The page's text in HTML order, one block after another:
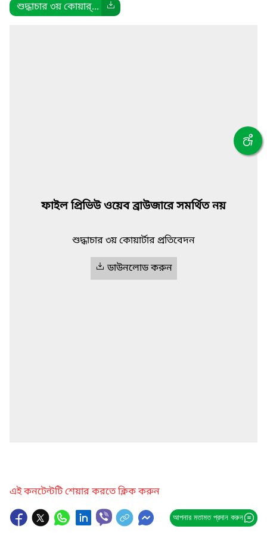
শুদ্ধাচার ৩য় কোয়ার্...
ফাইল প্রিভিউ ওয়েব ব্রাউজারে সমর্থিত নয়
শুদ্ধাচার ৩য় কোয়ার্টার প্রতিবেদন
ডাউনলোড করুন
এই কনটেন্টটি শেয়ার করতে ক্লিক করুন
আপনার মতামত প্রদান করুন